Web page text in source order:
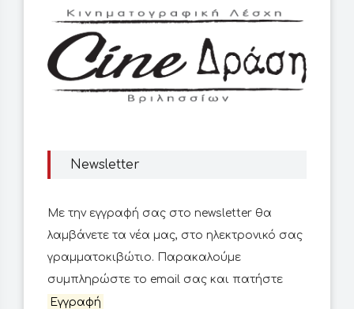
Newsletter
Με την εγγραφή σας στο newsletter θα
λαμβάνετε τα νέα μας, στο ηλεκτρονικό σας
γραμματοκιβώτιο. Παρακαλούμε
συμπληρώστε το email σας και πατήστε
Εγγραφή